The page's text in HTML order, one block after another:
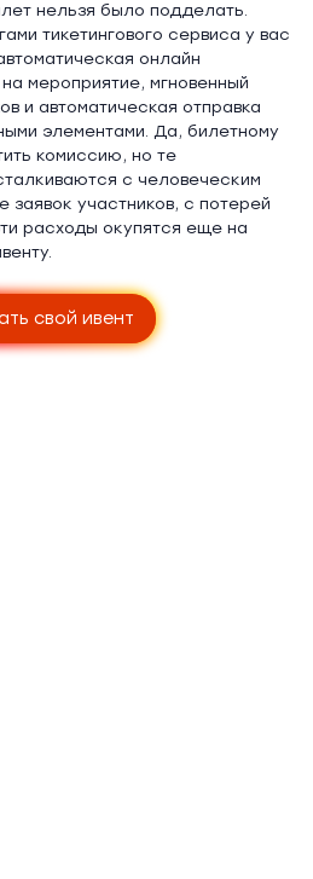
нельзя было подделать.
тикетингового сервиса у вас
онлайн
мероприятие, мгновенный
и автоматическая отправка
элементами. Да, билетному
комиссию, но те
с человеческим
участников, с потерей
расходы окупятся еще на
свой ивент